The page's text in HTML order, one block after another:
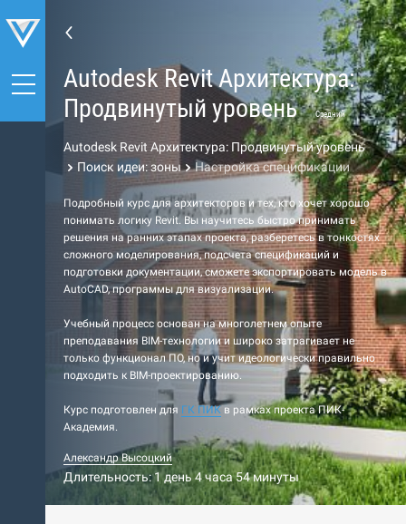
Autodesk Revit Архитектура:
Продвинутый уровень
Средний
Autodesk Revit Архитектура: Продвинутый уровень
Поиск идеи: зоны
Настройка спецификации
Подробный курс для архитекторов и тех, кто хочет хорошо
понимать логику Revit. Вы научитесь быстро принимать
решения на ранних этапах проекта, разберетесь в тонкостях
сложного моделирования, подсчета спецификаций и
подготовки документации, сможете экспортировать модель в
AutoCAD, программы для визуализации.
Учебный процесс основан на многолетнем опыте
преподавания BIM-технологии и широко затрагивает не
только функционал ПО, но и учит идеологически правильно
подходить к BIM-проектированию.
Курс подготовлен для ГК ПИК в рамках проекта ПИК-
Академия.
Александр Высоцкий
Длительность: 1 день 4 часа 54 минуты